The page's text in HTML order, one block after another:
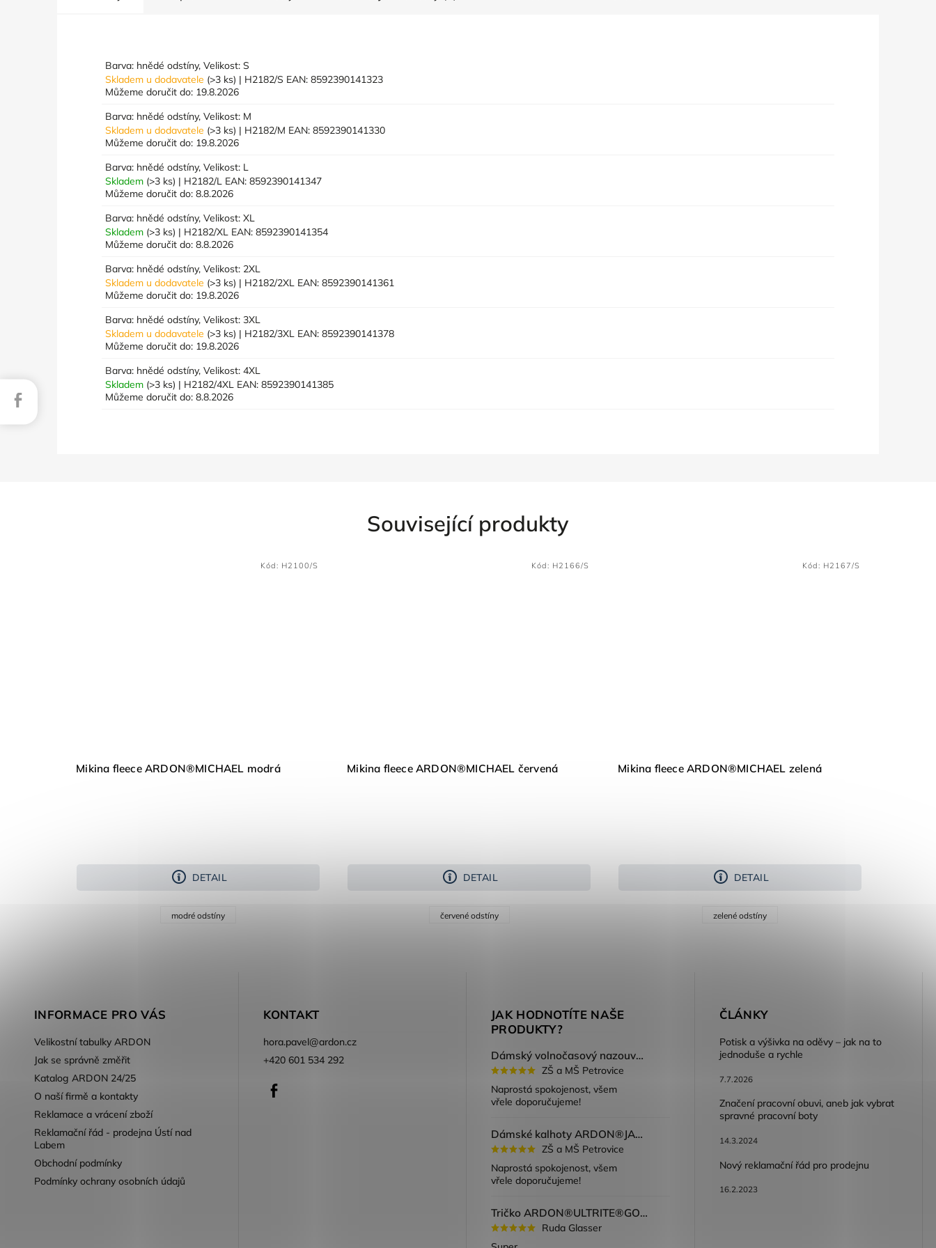
Barva: hnědé odstíny, Velikost: S
Skladem u dodavatele (>3 ks) | H2182/S EAN: 8592390141323
Můžeme doručit do: 19.8.2026
Barva: hnědé odstíny, Velikost: M
Skladem u dodavatele (>3 ks) | H2182/M EAN: 8592390141330
Můžeme doručit do: 19.8.2026
Barva: hnědé odstíny, Velikost: L
Skladem (>3 ks) | H2182/L EAN: 8592390141347
Můžeme doručit do: 8.8.2026
Barva: hnědé odstíny, Velikost: XL
Skladem (>3 ks) | H2182/XL EAN: 8592390141354
Můžeme doručit do: 8.8.2026
Barva: hnědé odstíny, Velikost: 2XL
Skladem u dodavatele (>3 ks) | H2182/2XL EAN: 8592390141361
Můžeme doručit do: 19.8.2026
Barva: hnědé odstíny, Velikost: 3XL
Skladem u dodavatele (>3 ks) | H2182/3XL EAN: 8592390141378
Můžeme doručit do: 19.8.2026
Barva: hnědé odstíny, Velikost: 4XL
Skladem (>3 ks) | H2182/4XL EAN: 8592390141385
Můžeme doručit do: 8.8.2026
Související produkty
Mikina fleece ARDON®MICHAEL modrá
DETAIL
modré odstíny
Kód: H2100/S
Mikina fleece ARDON®MICHAEL červená
DETAIL
červené odstíny
Kód: H2166/S
Mikina fleece ARDON®MICHAEL zelená
DETAIL
zelené odstíny
Kód: H2167/S
INFORMACE PRO VÁS
Velikostní tabulky ARDON
Jak se správně změřit
Katalog ARDON 24/25
O naší firmě a kontakty
Reklamace a vrácení zboží
Reklamační řád - prodejna Ústí nad
Labem
Obchodní podmínky
Podmínky ochrany osobních údajů
KONTAKT
hora.pavel@ardon.cz
+420 601 534 292
JAK HODNOTÍTE NAŠE
PRODUKTY?
Dámský volnočasový nazouvák ARDON®JUNO - růžová
ZŠ a MŠ Petrovice
Naprostá spokojenost, všem
vřele doporučujeme!
Dámské kalhoty ARDON®JASVENA šedá
ZŠ a MŠ Petrovice
Naprostá spokojenost, všem
vřele doporučujeme!
Tričko ARDON®ULTRITE®GO! dámské růžová
Ruda Glasser
ČLÁNKY
Potisk a výšivka na oděvy – jak na to
jednoduše a rychle
7.7.2026
Značení pracovní obuvi, aneb jak vybrat
spravné pracovní boty
14.3.2024
Nový reklamační řád pro prodejnu
16.2.2023